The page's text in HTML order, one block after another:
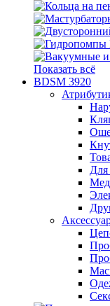
Показать всё
BDSM 3920